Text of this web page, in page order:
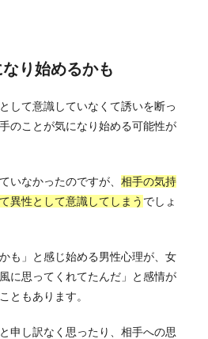
り始めるかも
して意識していなくて誘いを断っ
のことが気になり始める可能性が
いなかったのですが、 相手の気持
異性として意識してしまう でしょ
も」と感じ始める男性心理が、女
に思ってくれてたんだ」と感情が
ともあります。
申し訳なく思ったり、相手への思